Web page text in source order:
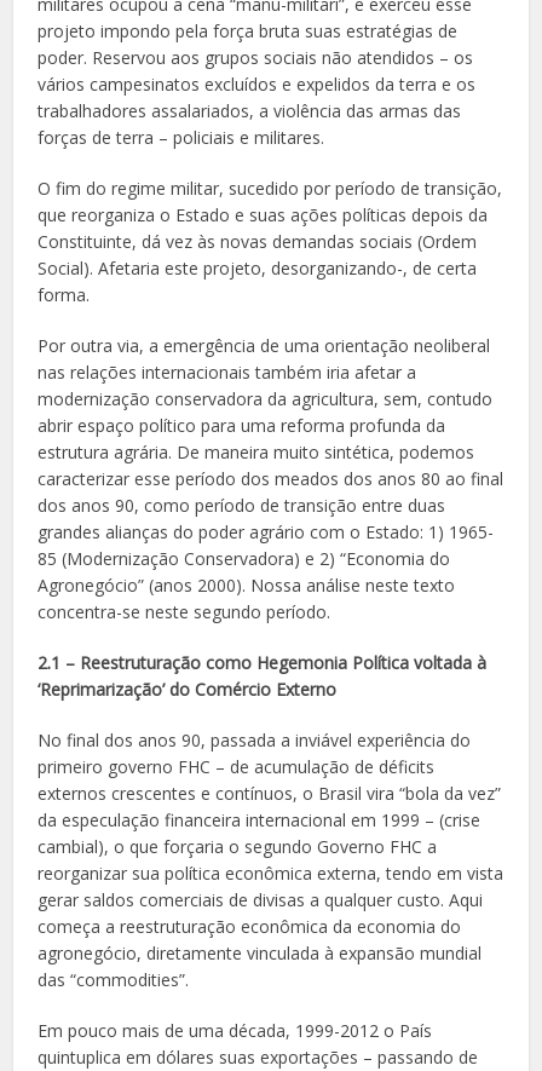
projeto impondo pela força bruta suas estratégias de
poder. Reservou aos grupos sociais não atendidos – os
vários campesinatos excluídos e expelidos da terra e os
trabalhadores assalariados, a violência das armas das
forças de terra – policiais e militares.
O fim do regime militar, sucedido por período de transição,
que reorganiza o Estado e suas ações políticas depois da
Constituinte, dá vez às novas demandas sociais (Ordem
Social). Afetaria este projeto, desorganizando-, de certa
forma.
Por outra via, a emergência de uma orientação neoliberal
nas relações internacionais também iria afetar a
modernização conservadora da agricultura, sem, contudo
abrir espaço político para uma reforma profunda da
estrutura agrária. De maneira muito sintética, podemos
caracterizar esse período dos meados dos anos 80 ao final
dos anos 90, como período de transição entre duas
grandes alianças do poder agrário com o Estado: 1) 1965-
85 (Modernização Conservadora) e 2) “Economia do
Agronegócio” (anos 2000). Nossa análise neste texto
concentra-se neste segundo período.
2.1 – Reestruturação como Hegemonia Política voltada à
‘Reprimarização’ do Comércio Externo
No final dos anos 90, passada a inviável experiência do
primeiro governo FHC – de acumulação de déficits
externos crescentes e contínuos, o Brasil vira “bola da vez”
da especulação financeira internacional em 1999 – (crise
cambial), o que forçaria o segundo Governo FHC a
reorganizar sua política econômica externa, tendo em vista
gerar saldos comerciais de divisas a qualquer custo. Aqui
começa a reestruturação econômica da economia do
agronegócio, diretamente vinculada à expansão mundial
das “commodities”.
Em pouco mais de uma década, 1999-2012 o País
quintuplica em dólares suas exportações – passando de